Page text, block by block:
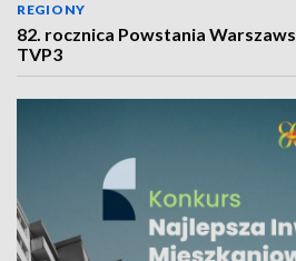
REGIONY
82. rocznica Powstania
TVP3